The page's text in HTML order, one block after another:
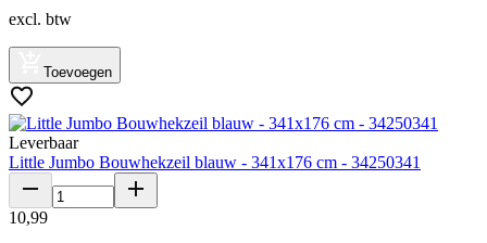
excl. btw
Toevoegen
Leverbaar
Little Jumbo Bouwhekzeil blauw - 341x176 cm - 34250341
10,99